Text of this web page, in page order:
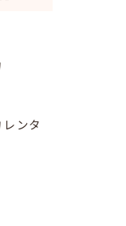
レンタ